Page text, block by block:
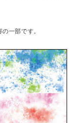
一部です。